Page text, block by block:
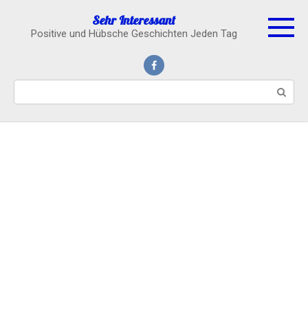
content
Sehr Interessant
Positive und Hübsche Geschichten Jeden Tag